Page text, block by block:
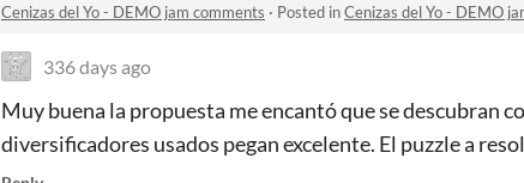
Cenizas del Yo - DEMO jam comments · Posted inCenizas del Yo - DEMO
336 days ago
Muy buena la propuesta me encantó que se descubran
diversificadores usados pegan excelente. El puzzle a